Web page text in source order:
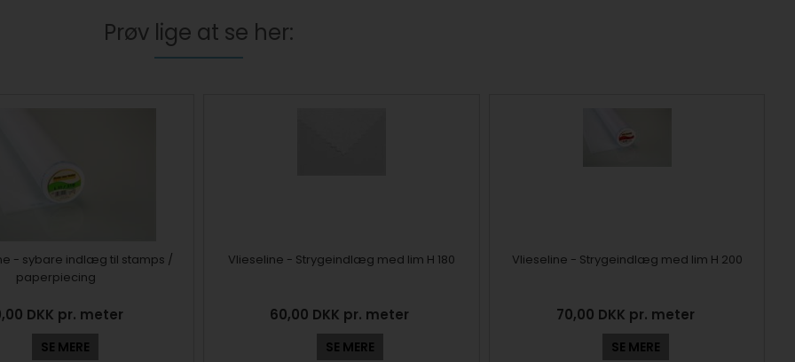
Prøv lige at se her:
- sybare indlæg til stamps /
paperpiecing
DKK pr. meter
SE MERE
Vlieseline - Strygeindlæg med lim H 180
60,00 DKK pr. meter
SE MERE
Vlieseline - Strygeindlæg med lim H 200
70,00 DKK pr. meter
SE MERE